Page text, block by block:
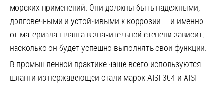
морских применений. Они должны быть надежными,
долговечными и устойчивыми к коррозии — и именно
от материала шланга в значительной степени зависит,
насколько он будет успешно выполнять свои функции.
В промышленной практике чаще всего используются
шланги из нержавеющей стали марок AISI 304 и AISI